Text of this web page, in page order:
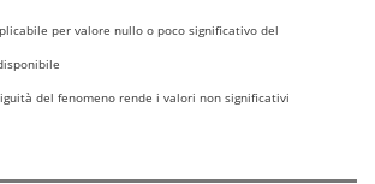
per valore nullo o poco significativo del
del fenomeno rende i valori non significativi